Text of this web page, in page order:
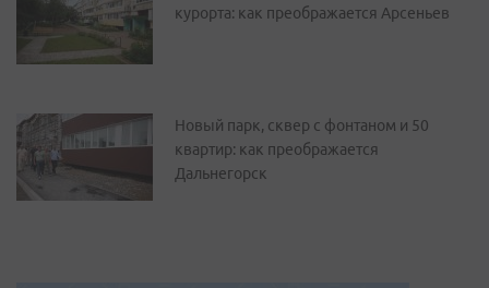
курорта: как преображается Арсеньев
Новый парк, сквер с фонтаном и 50
квартир: как преображается
Дальнегорск